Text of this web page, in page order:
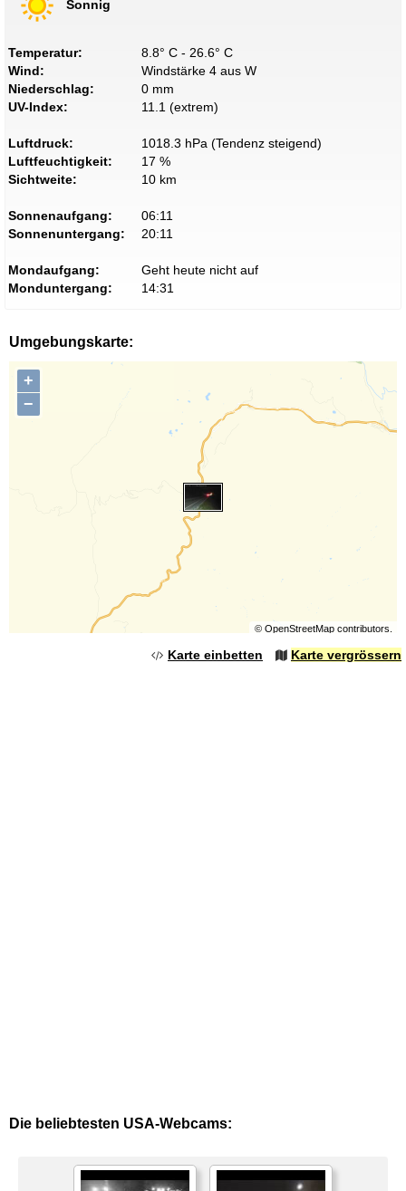
Sonnig
Temperatur:
8.8° C - 26.6° C
Wind:
Windstärke 4 aus W
Niederschlag:
0 mm
UV-Index:
11.1 (extrem)
Luftdruck:
1018.3 hPa (Tendenz steigend)
Luftfeuchtigkeit:
17 %
Sichtweite:
10 km
Sonnenaufgang:
06:11
Sonnenuntergang:
20:11
Mondaufgang:
Geht heute nicht auf
Monduntergang:
14:31
Umgebungskarte:
+
−
© OpenStreetMapcontributors.
Karte einbetten Karte vergrössern
Die beliebtesten USA-Webcams: